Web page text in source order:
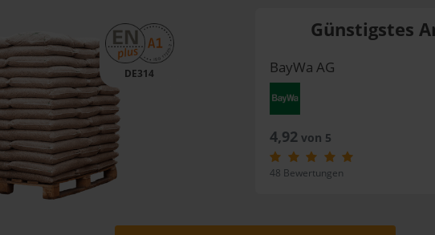
DE314
Günstigstes
BayWa AG
4,92von 5
48 Bewertungen